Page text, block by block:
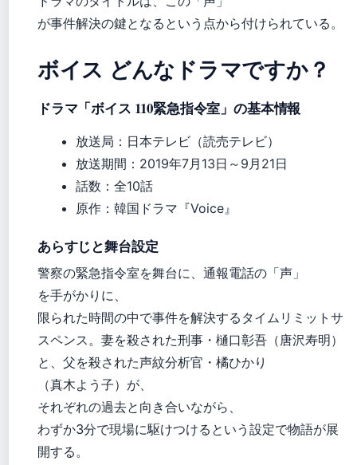
が事件解決の鍵となるという点から付けられている。
ボイス どんなドラマですか？
ドラマ「ボイス 110緊急指令室」の基本情報
放送局：日本テレビ（読売テレビ）
放送期間：2019年7月13日～9月21日
話数：全10話
原作：韓国ドラマ『Voice』
あらすじと舞台設定
警察の緊急指令室を舞台に、通報電話の「声」
を手がかりに、
限られた時間の中で事件を解決するタイムリミットサ
スペンス。妻を殺された刑事・樋口彰吾（唐沢寿明）
と、父を殺された声紋分析官・橘ひかり
（真木よう子）が、
それぞれの過去と向き合いながら、
わずか3分で現場に駆けつけるという設定で物語が展
開する。